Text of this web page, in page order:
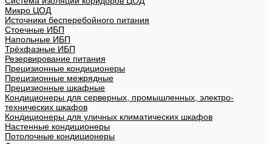
Микро ЦОД
Источники бесперебойного питания
Стоечные ИБП
Напольные ИБП
Трёхфазные ИБП
Резервирование питания
Прецизионные кондиционеры
Прецизионные межрядные
Прецизионные шкафные
Кондиционеры для серверных, промышленных, электро-
технических шкафов
Кондиционеры для уличных климатических шкафов
Настенные кондиционеры
Потолочные кондиционеры